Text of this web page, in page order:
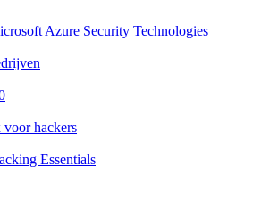
Azure Security Technologies
hackers
Essentials